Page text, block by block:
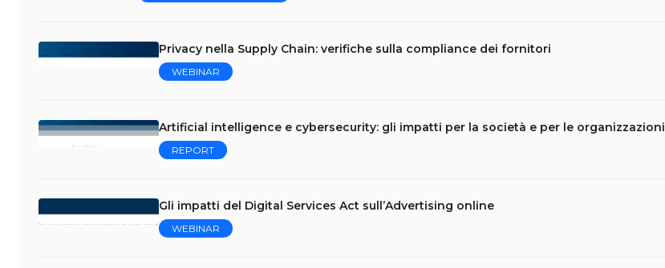
Privacy nella Supply Chain: verifiche sulla compliance dei fornitori
WEBINAR
Artificial intelligence e cybersecurity: gli impatti per la società e per le organizzazioni
REPORT
Gli impatti del Digital Services Act sull’Advertising online
WEBINAR